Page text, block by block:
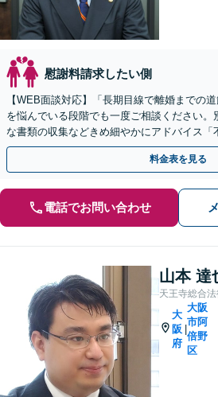
慰謝料請求したい側
【WEB面談対応】「長期目線で離婚までの
を悩んでいる段階でも一度ご相談ください。
な書類の収集などきめ細やかにアドバイス「
日夜間相談可】【上本町から徒歩10秒】
料金表を見る
電話でお問い合わせ
山本 達
天王寺総合
大
阪
府
大阪
市阿
倍野
区